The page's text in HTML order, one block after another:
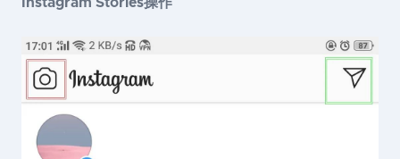
Instagram Stories操作